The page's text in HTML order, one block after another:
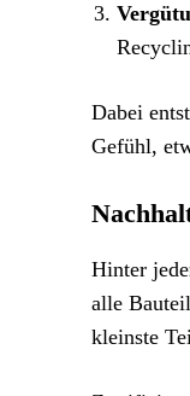
Dabei
Gefühl,
Hinter
alle
kleinste